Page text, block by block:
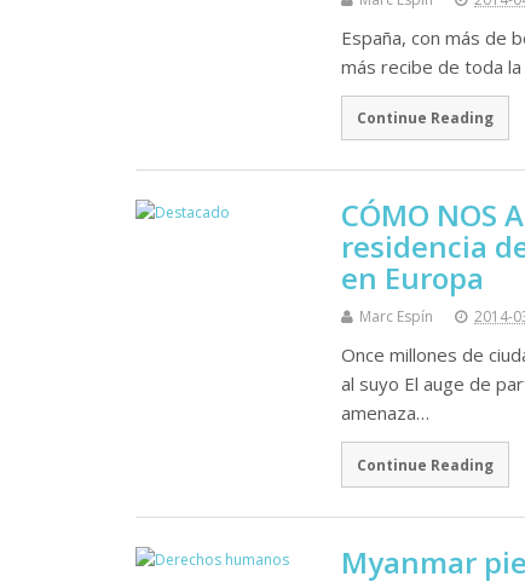
España, con más de
más recibe de toda
Continue Reading
CÓMO NOS
residencia
en Europa
Marc Espín 2014-
Once millones de
al suyo El auge de
amenaza…
Continue Reading
Myanmar